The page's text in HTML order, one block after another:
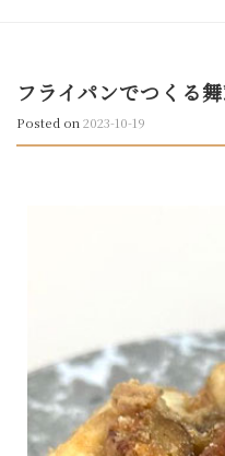
フライパンでつくる
Posted on2023-10-19